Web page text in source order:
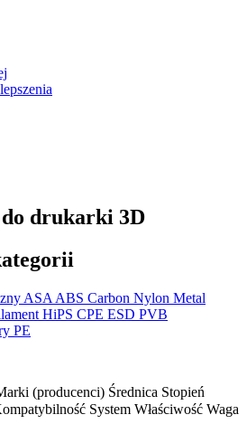
drukarki 3D
ASA ABS Carbon Nylon Metal
HiPS CPE ESD PVB
PE
(producenci) Średnica Stopień
System Właściwość Waga